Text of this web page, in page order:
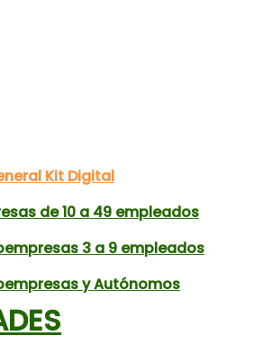
Kit Digital
de 10 a 49 empleados
3 a 9 empleados
y Autónomos